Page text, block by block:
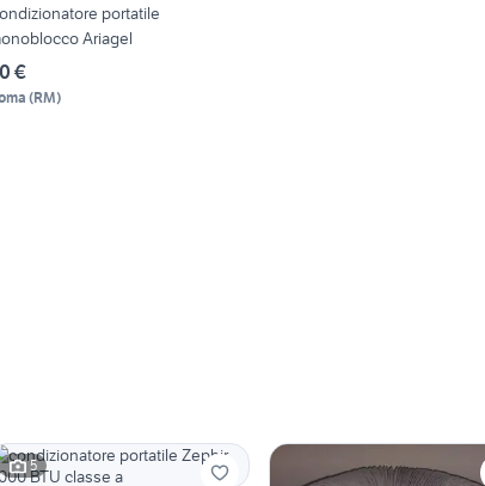
portatile
Ariagel
€
(RM)
5